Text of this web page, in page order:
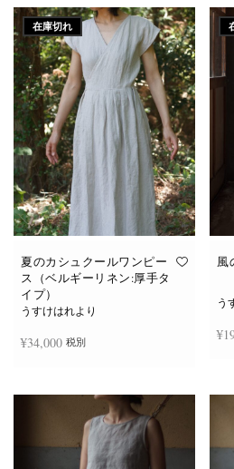
ら
選
択
で
き
ま
す
在庫切れ
夏のカシュクールワンピー
ス（ベルギーリネン:厚手タ
イプ）
うすけはれより
¥34,000 税別
風
う
¥